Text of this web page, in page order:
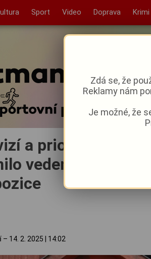
Sport Video Doprava Krimi
a priorit? Ani po
vedení kraje
– 14. 2. 2025 14:02
Zdá se, že
Reklamy nám
Je možné, že